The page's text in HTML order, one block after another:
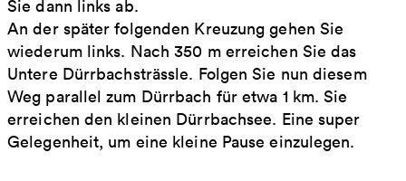
Sie dann links ab.
An der später folgenden Kreuzung gehen Sie
wiederum links. Nach 350 m erreichen Sie das
Untere Dürrbachsträssle. Folgen Sie nun diesem
Weg parallel zum Dürrbach für etwa 1 km. Sie
erreichen den kleinen Dürrbachsee. Eine super
Gelegenheit, um eine kleine Pause einzulegen.